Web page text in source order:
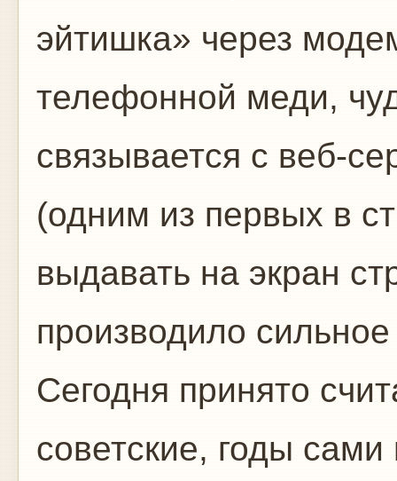
эйтишка» через
телефонной меди,
связывается с веб-
(одним из первых в
выдавать на экран
производило
Сегодня принято
советские, годы